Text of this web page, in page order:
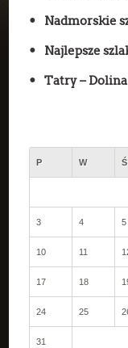
Nadmorskie
Najlepsze
Tatry –
P W Ś
3 4 5
10 11
17 18
24 25
31